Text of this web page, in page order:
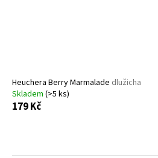
ů
Heuchera Berry Marmalade dlužicha
Skladem (>5 ks)
179 Kč